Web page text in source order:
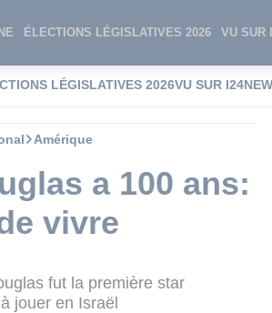
ÉLECTIONS LÉGISLATIVES 2026 VU SUR
LÉGISLATIVES 2026VU SUR
Amérique
a 100 ans:
vivre
fut la première star
jouer en Israël